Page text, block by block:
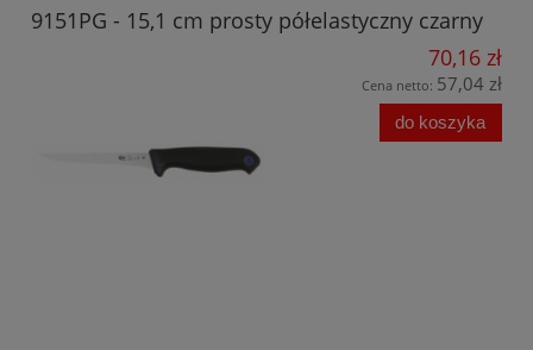
9151PG - 15,1 cm prosty półelastyczny czarny
70,16 zł
Cena netto: 57,04 zł
do koszyka